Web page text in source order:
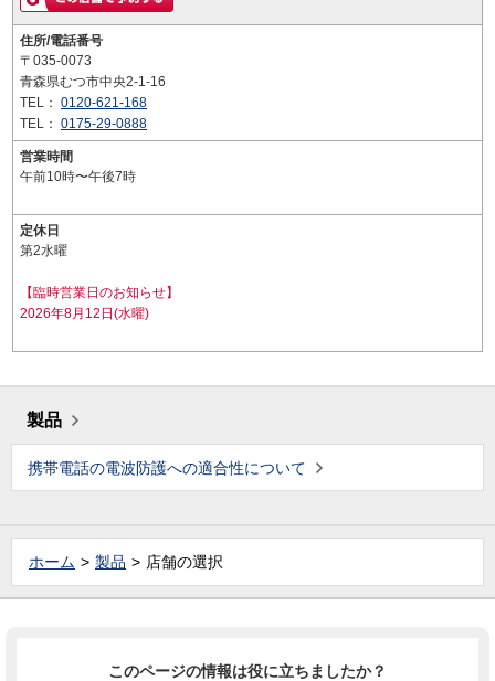
住所/電話番号
〒035-0073
青森県むつ市中央2-1-16
TEL： 0120-621-168
TEL： 0175-29-0888
営業時間
午前10時〜午後7時
定休日
第2水曜
【臨時営業日のお知らせ】
2026年8月12日(水曜)
製品
携帯電話の電波防護への適合性について
ホーム 製品 店舗の選択
このページの情報は役に立ちましたか？